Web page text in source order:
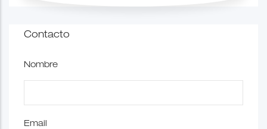
Contacto
Nombre
Email